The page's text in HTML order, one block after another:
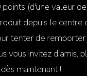
(d'une valeur
depuis le
tenter de
vous invitez d'amis,
maintenant !